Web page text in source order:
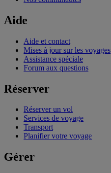
Aide
Aide et contact
Mises à jour sur les voyages
Assistance spéciale
Forum aux questions
Réserver
Réserver un vol
Services de voyage
Transport
Planifier votre voyage
Gérer